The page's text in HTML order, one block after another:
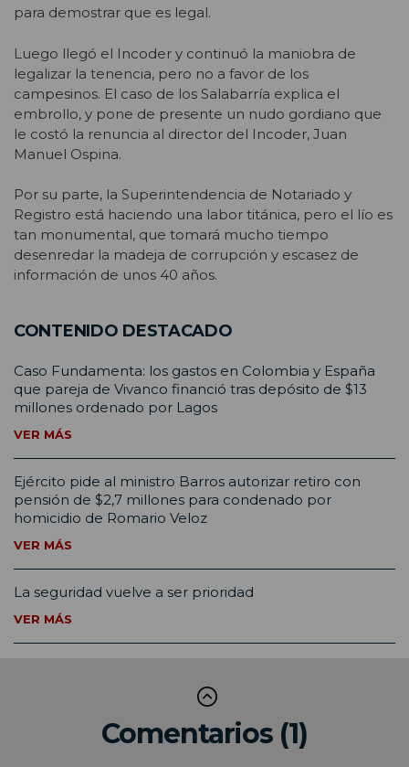
para demostrar que es legal.
Luego llegó el Incoder y continuó la maniobra de
legalizar la tenencia, pero no a favor de los
campesinos. El caso de los Salabarría explica el
embrollo, y pone de presente un nudo gordiano que
le costó la renuncia al director del Incoder, Juan
Manuel Ospina.
Por su parte, la Superintendencia de Notariado y
Registro está haciendo una labor titánica, pero el lío es
tan monumental, que tomará mucho tiempo
desenredar la madeja de corrupción y escasez de
información de unos 40 años.
CONTENIDO DESTACADO
Caso Fundamenta: los gastos en Colombia y España
que pareja de Vivanco financió tras depósito de $13
millones ordenado por Lagos
VER MÁS
Ejército pide al ministro Barros autorizar retiro con
pensión de $2,7 millones para condenado por
homicidio de Romario Veloz
VER MÁS
La seguridad vuelve a ser prioridad
VER MÁS
Comentarios (1)